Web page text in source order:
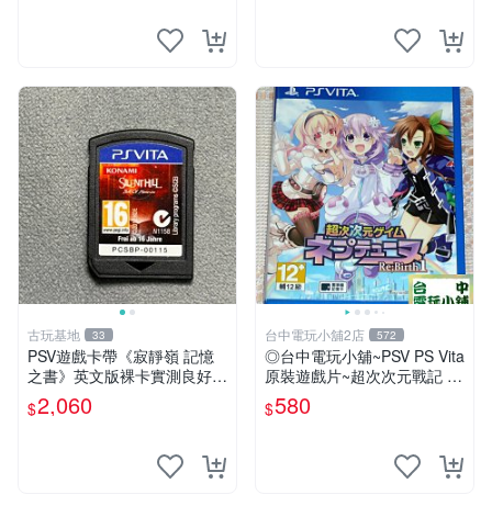
古玩基地 33
PSV遊戲卡帶《寂靜嶺 記憶
之書》英文版裸卡實測良好
限定PSV平臺獨享 廚房遊戲
獲得熱銷推薦 寂靜嶺 電玩遊
$2,060
台中電玩小舖2店 572
◎台中電玩小舖~PSV PS Vita
原裝遊戲片~超次次元戰記 戰
$580